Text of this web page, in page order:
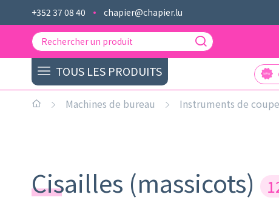
+352 37 08 40 chapier@chapier.lu
TOUS LES PRODUITS
Machines de bureau Instruments de coupe
Cisailles (massicots)